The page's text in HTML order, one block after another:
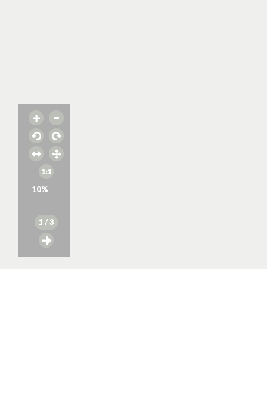
10%
1 / 3